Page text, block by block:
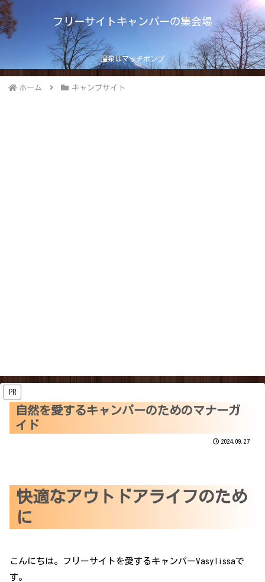
フリーサイトキャンパーの集会場
温泉はマッチポンプ
ホーム キャンプサイト
PR
自然を愛するキャンパーのためのマナーガ
イド
2024.09.27
快適なアウトドアライフのため
に
こんにちは。フリーサイトを愛するキャンパーVasylissaで
す。